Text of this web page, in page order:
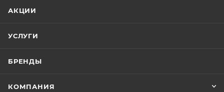
АКЦИИ
УСЛУГИ
БРЕНДЫ
КОМПАНИЯ